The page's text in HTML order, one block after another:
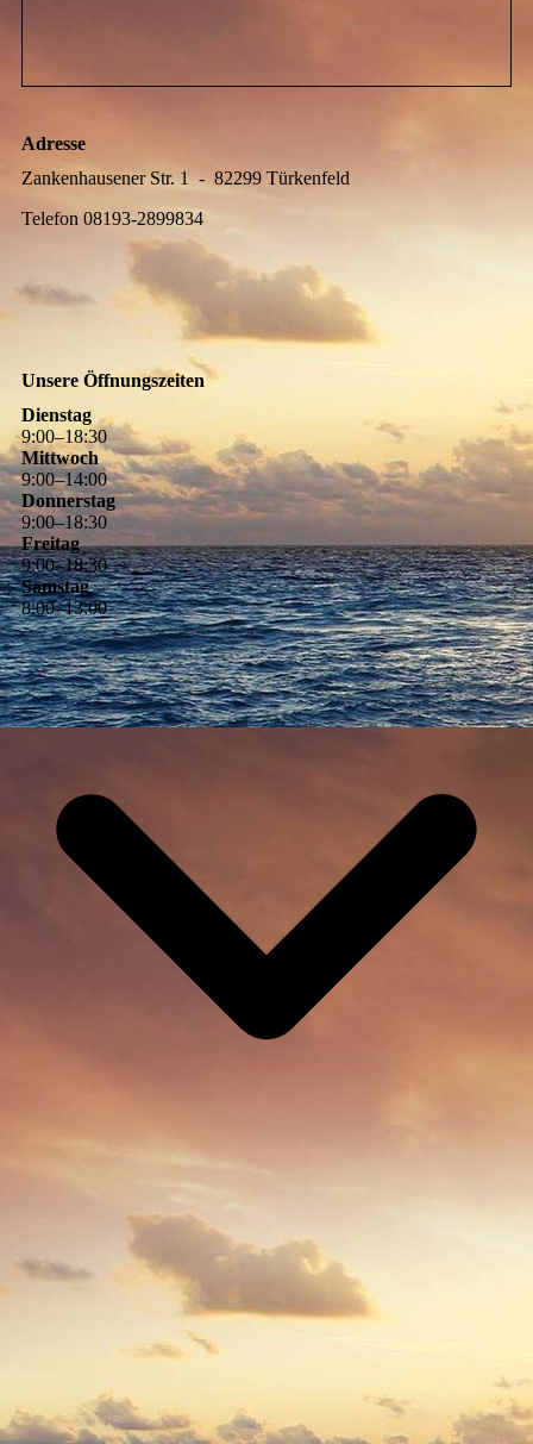
Adresse
Zankenhausener Str. 1 - 82299 Türkenfeld
Telefon 08193-2899834
Unsere Öffnungszeiten
Dienstag
9:00–18:30
Mittwoch
9:00–14:00
Donnerstag
9:00–18:30
Freitag
9:00–18:30
Samstag
8:00–13:00